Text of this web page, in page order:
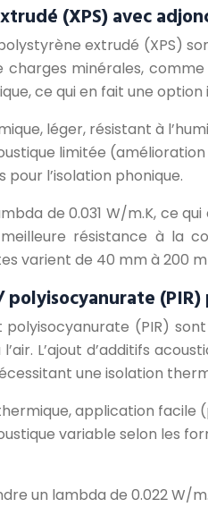
(XPS) avec
extrudé (XPS)
charges minérales,
ce qui en fait une
léger, résistant à
limitée
l’isolation phonique.
de 0.031 W/m.K, ce
résistance à la
varient de 40 mm à 200
polyisocyanurate
polyisocyanurate (PIR)
L’ajout d’additifs
une isolation
application
variable selon les
un lambda de 0.022 W/